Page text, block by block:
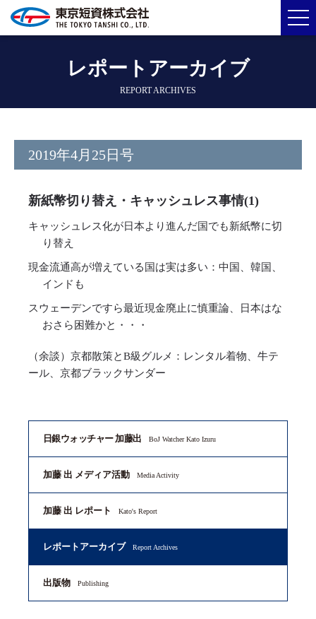
レポートアーカイブ
REPORT ARCHIVES
2019年4月25日号
新紙幣切り替え・キャッシュレス事情(1)
キャッシュレス化が日本より進んだ国でも新紙幣に切
り替え
現金流通高が増えている国は実は多い：中国、韓国、
インドも
スウェーデンですら最近現金廃止に慎重論、日本はな
おさら困難かと・・・
（余談）京都散策とB級グルメ：レンタル着物、牛テ
ール、京都ブラックサンダー
日銀ウォッチャー 加藤出 BoJ Watcher Kato Izuru
加藤 出 メディア活動 Media Activity
加藤 出 レポート Kato's Report
レポートアーカイブ Report Archives
出版物 Publishing